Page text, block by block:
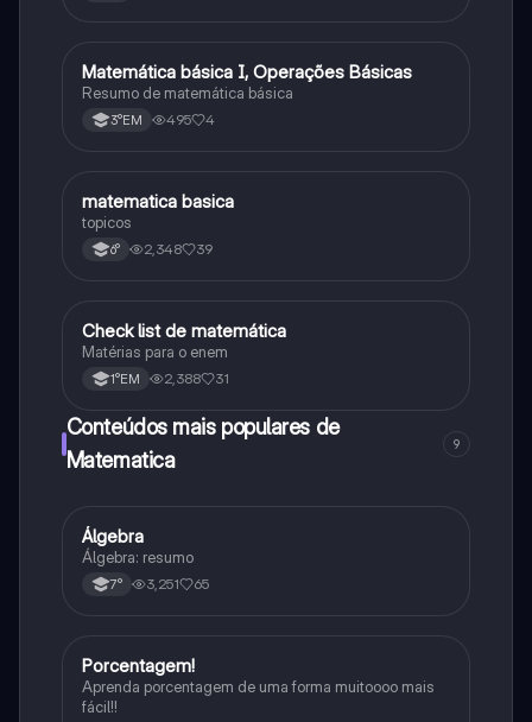
Matematica
Matemática básica I, Operações Básicas
Resumo de matemática básica
3°EM 495 4
Matematica
matematica basica
topicos
6° 2,348 39
Matematica
Check list de matemática
Matérias para o enem
1°EM 2,388 31
Conteúdos mais populares de
Matematica
9
Matematica
Álgebra
Álgebra: resumo
7° 3,251 65
Matematica
Porcentagem!
Aprenda porcentagem de uma forma muitoooo mais
fácil!!